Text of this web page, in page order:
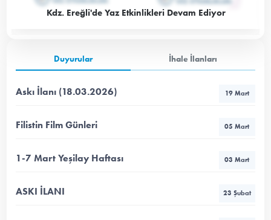
Kdz. Ereğli'de Yaz Etkinlikleri Devam Ediyor
Duyurular İhale İlanları
Askı İlanı (18.03.2026) 19 Mart
Filistin Film Günleri 05 Mart
1-7 Mart Yeşilay Haftası 03 Mart
ASKI İLANI 23 Şubat